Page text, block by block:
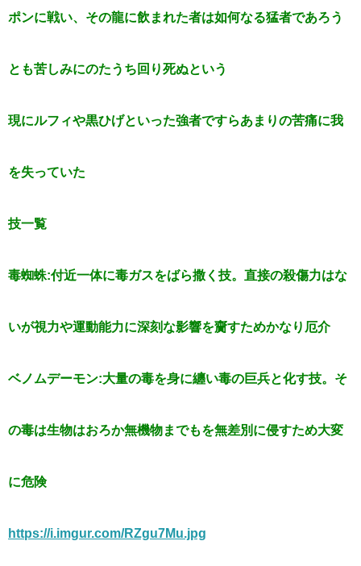
ポンに戦い、その龍に飲まれた者は如何なる猛者であろう
とも苦しみにのたうち回り死ぬという
現にルフィや黒ひげといった強者ですらあまりの苦痛に我
を失っていた
技一覧
毒蜘蛛:付近一体に毒ガスをばら撒く技。直接の殺傷力はな
いが視力や運動能力に深刻な影響を齎すためかなり厄介
ベノムデーモン:大量の毒を身に纏い毒の巨兵と化す技。そ
の毒は生物はおろか無機物までもを無差別に侵すため大変
に危険
https://i.imgur.com/RZgu7Mu.jpg